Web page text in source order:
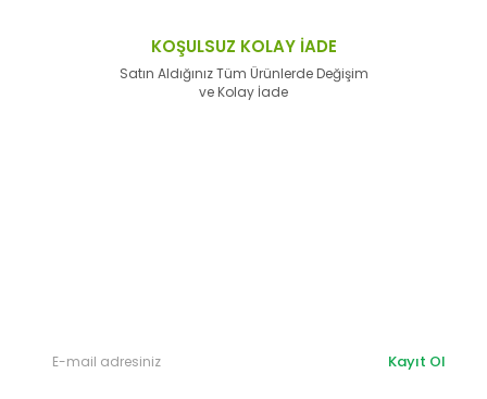
KOŞULSUZ KOLAY İADE
Satın Aldığınız Tüm Ürünlerde Değişim
ve Kolay İade
Kayıt Ol